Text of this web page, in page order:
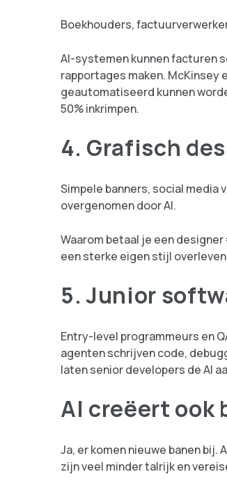
Boekhouders,
AI-systemen kunnen facturen
rapportages maken. McKinsey
geautomatiseerd kunnen
50% inkrimpen.
4. Grafisch
Simpele banners, social
overgenomen door AI.
Waarom betaal je een
een sterke eigen stijl
5. Junior
Entry-level programmeurs en
agenten schrijven code,
laten senior developers de AI
AI creëert ook
Ja, er komen nieuwe banen
zijn veel minder talrijk en